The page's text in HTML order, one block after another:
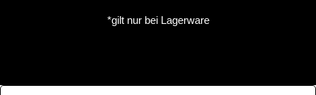
*gilt nur bei Lagerware